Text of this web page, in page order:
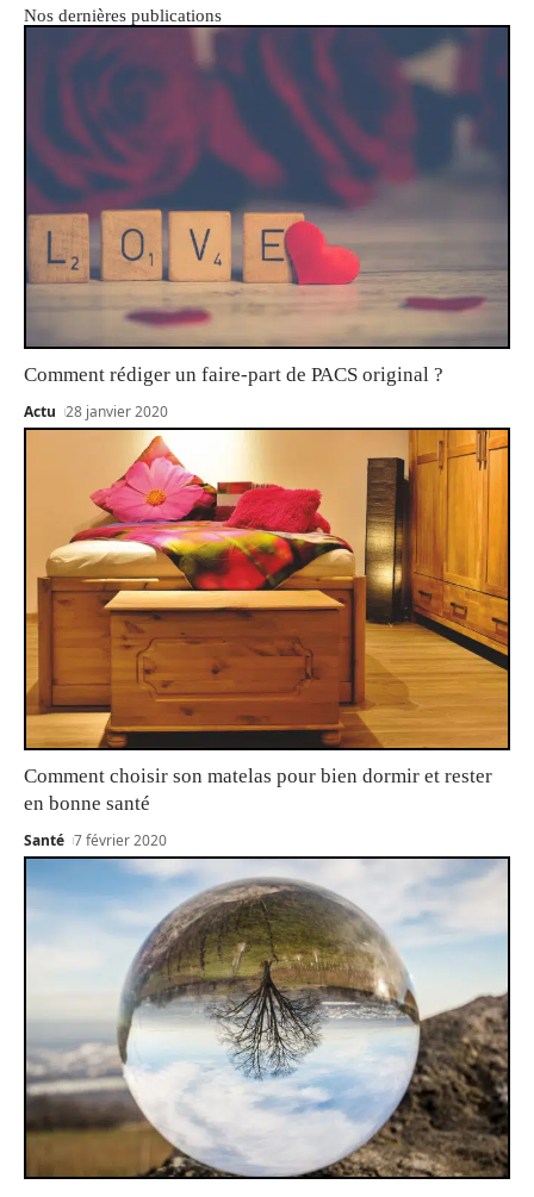
Nos dernières publications
Comment rédiger un faire-part de PACS original ?
Actu 28 janvier 2020
Comment choisir son matelas pour bien dormir et rester
en bonne santé
Santé 7 février 2020